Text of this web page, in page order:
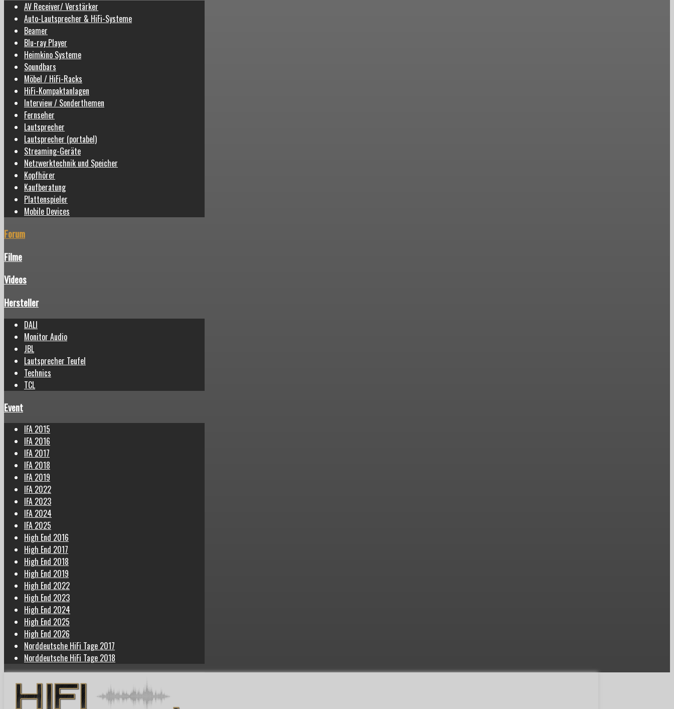
AV Receiver/ Verstärker
Auto-Lautsprecher & HiFi-Systeme
Beamer
Blu-ray Player
Heimkino Systeme
Soundbars
Möbel / HiFi-Racks
HiFi-Kompaktanlagen
Interview / Sonderthemen
Fernseher
Lautsprecher
Lautsprecher (portabel)
Streaming-Geräte
Netzwerktechnik und Speicher
Kopfhörer
Kaufberatung
Plattenspieler
Mobile Devices
Forum
Filme
Videos
Hersteller
DALI
Monitor Audio
JBL
Lautsprecher Teufel
Technics
TCL
Event
IFA 2015
IFA 2016
IFA 2017
IFA 2018
IFA 2019
IFA 2022
IFA 2023
IFA 2024
IFA 2025
High End 2016
High End 2017
High End 2018
High End 2019
High End 2022
High End 2023
High End 2024
High End 2025
High End 2026
Norddeutsche HiFi Tage 2017
Norddeutsche HiFi Tage 2018